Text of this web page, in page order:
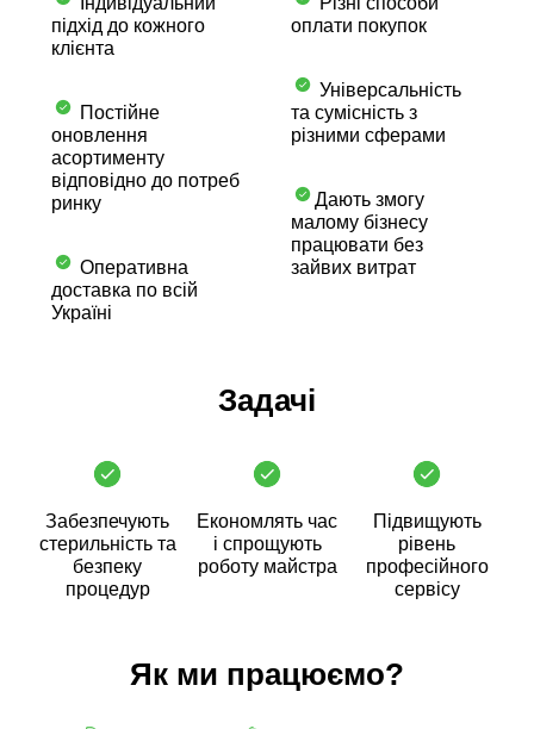
підхід до кожного
клієнта
Постійне
оновлення
асортименту
відповідно до потреб
ринку
Оперативна
доставка по всій
Україні
оплати покупок
Універсальність
та сумісність з
різними сферами
Дають змогу
малому бізнесу
працювати без
зайвих витрат
Задачі
Забезпечують
стерильність та
безпеку
процедур
Економлять час
і спрощують
роботу майстра
Підвищують
рівень
професійного
сервісу
Як ми працюємо?